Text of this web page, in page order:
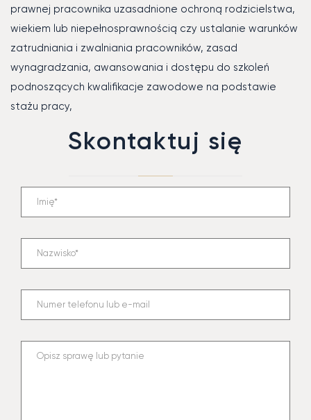
prawnej pracownika uzasadnione ochroną rodzicielstwa,
wiekiem lub niepełnosprawnością czy ustalanie warunków
zatrudniania i zwalniania pracowników, zasad
wynagradzania, awansowania i dostępu do szkoleń
podnoszących kwalifikacje zawodowe na podstawie
stażu pracy,
Skontaktuj się